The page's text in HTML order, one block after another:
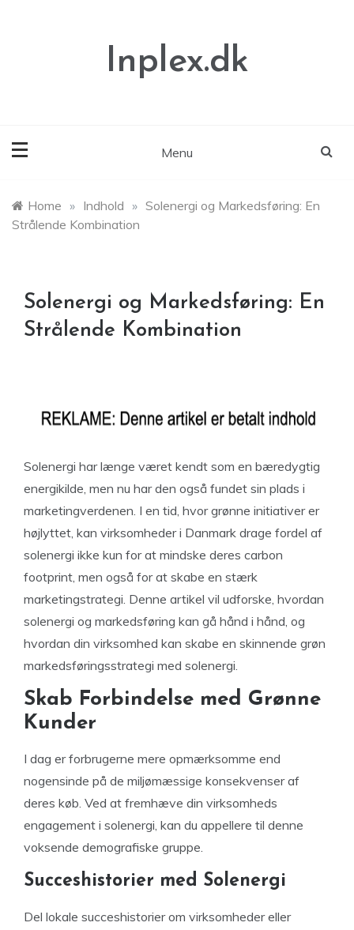
Inplex.dk
Menu
Home » Indhold » Solenergi og Markedsføring: En
Strålende Kombination
Solenergi og Markedsføring: En
Strålende Kombination
Solenergi har længe været kendt som en bæredygtig
energikilde, men nu har den også fundet sin plads i
marketingverdenen. I en tid, hvor grønne initiativer er
højlyttet, kan virksomheder i Danmark drage fordel af
solenergi ikke kun for at mindske deres carbon
footprint, men også for at skabe en stærk
marketingstrategi. Denne artikel vil udforske, hvordan
solenergi og markedsføring kan gå hånd i hånd, og
hvordan din virksomhed kan skabe en skinnende grøn
markedsføringsstrategi med solenergi.
Skab Forbindelse med Grønne
Kunder
I dag er forbrugerne mere opmærksomme end
nogensinde på de miljømæssige konsekvenser af
deres køb. Ved at fremhæve din virksomheds
engagement i solenergi, kan du appellere til denne
voksende demografiske gruppe.
Succeshistorier med Solenergi
Del lokale succeshistorier om virksomheder eller